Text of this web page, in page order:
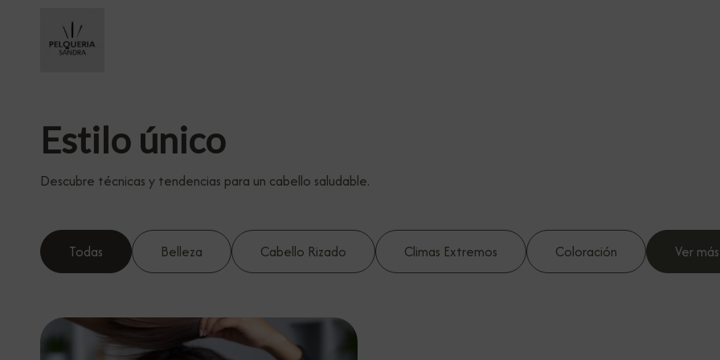
Estilo único
Descubre técnicas y tendencias para un cabello saludable.
Todas Belleza Cabello Rizado Climas Extremos Coloración Ver más